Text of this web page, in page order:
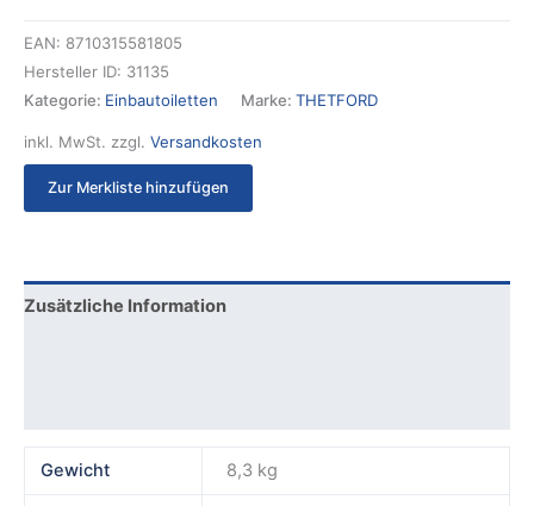
EAN: 8710315581805
Hersteller ID: 31135
Kategorie: Einbautoiletten Marke: THETFORD
inkl. MwSt. zzgl. Versandkosten
Zur Merkliste hinzufügen
Zusätzliche Information
Gewicht 8,3 kg